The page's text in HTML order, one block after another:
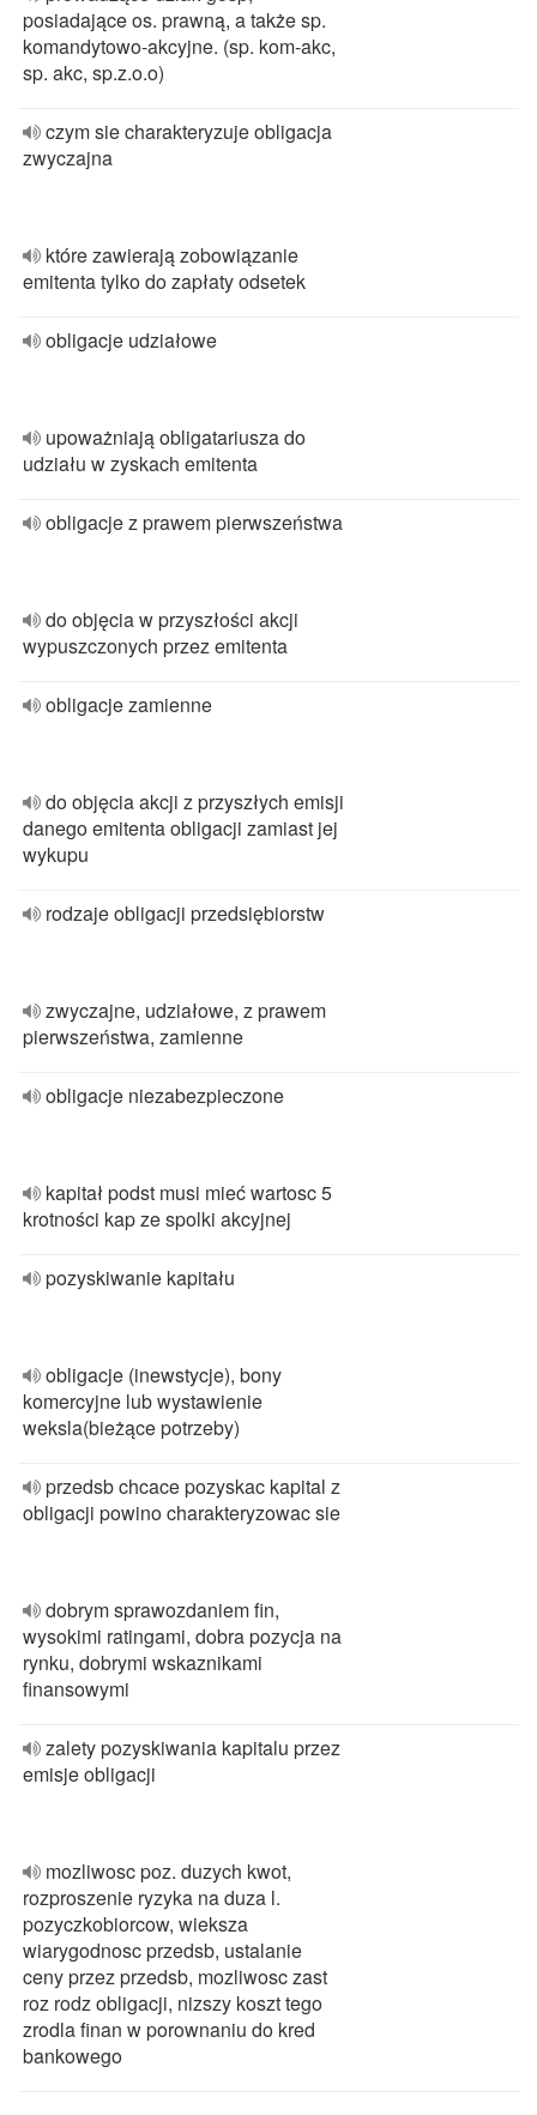
posiadające os. prawną, a także sp.
komandytowo-akcyjne. (sp. kom-akc,
sp. akc, sp.z.o.o)
czym sie charakteryzuje obligacja
zwyczajna
które zawierają zobowiązanie
emitenta tylko do zapłaty odsetek
obligacje udziałowe
upoważniają obligatariusza do
udziału w zyskach emitenta
obligacje z prawem pierwszeństwa
do objęcia w przyszłości akcji
wypuszczonych przez emitenta
obligacje zamienne
do objęcia akcji z przyszłych emisji
danego emitenta obligacji zamiast jej
wykupu
rodzaje obligacji przedsiębiorstw
zwyczajne, udziałowe, z prawem
pierwszeństwa, zamienne
obligacje niezabezpieczone
kapitał podst musi mieć wartosc 5
krotności kap ze spolki akcyjnej
pozyskiwanie kapitału
obligacje (inewstycje), bony
komercyjne lub wystawienie
weksla(bieżące potrzeby)
przedsb chcace pozyskac kapital z
obligacji powino charakteryzowac sie
dobrym sprawozdaniem fin,
wysokimi ratingami, dobra pozycja na
rynku, dobrymi wskaznikami
finansowymi
zalety pozyskiwania kapitalu przez
emisje obligacji
mozliwosc poz. duzych kwot,
rozproszenie ryzyka na duza l.
pozyczkobiorcow, wieksza
wiarygodnosc przedsb, ustalanie
ceny przez przedsb, mozliwosc zast
roz rodz obligacji, nizszy koszt tego
zrodla finan w porownaniu do kred
bankowego